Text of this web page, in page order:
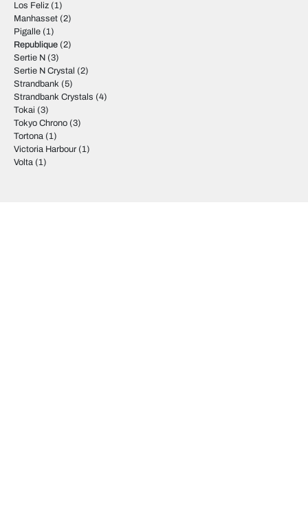
Los Feliz (1)
Manhasset (2)
Pigalle (1)
Republique (2)
Sertie N (3)
Sertie N Crystal (2)
Strandbank (5)
Strandbank Crystals (4)
Tokai (3)
Tokyo Chrono (3)
Tortona (1)
Victoria Harbour (1)
Volta (1)